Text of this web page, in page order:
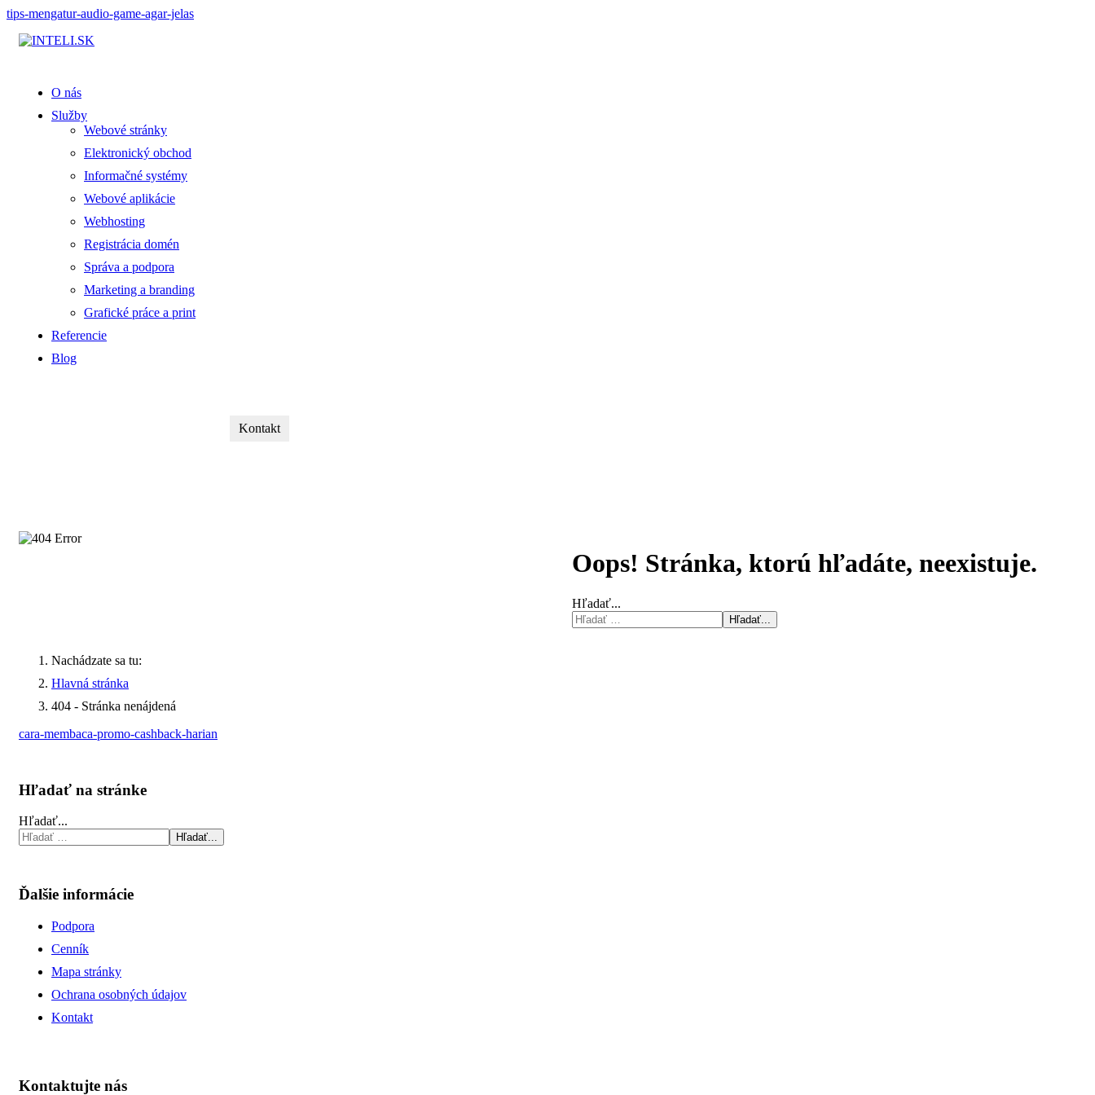
tips-mengatur-audio-game-agar-jelas
O nás
Služby
Webové stránky
Elektronický obchod
Informačné systémy
Webové aplikácie
Webhosting
Registrácia domén
Správa a podpora
Marketing a branding
Grafické práce a print
Referencie
Blog
Kontakt
Oops! Stránka, ktorú hľadáte, neexistuje.
Hľadať...
Hľadať...
Nachádzate sa tu:
Hlavná stránka
404 - Stránka nenájdená
cara-membaca-promo-cashback-harian
Hľadať na stránke
Hľadať...
Hľadať...
Ďalšie informácie
Podpora
Cenník
Mapa stránky
Ochrana osobných údajov
Kontakt
Kontaktujte nás